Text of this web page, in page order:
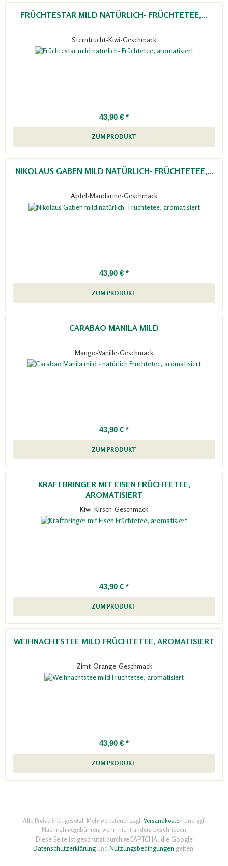
FRÜCHTESTAR MILD NATÜRLICH- FRÜCHTETEE,...
Sternfrucht-Kiwi-Geschmack
43,90 € *
ZUM PRODUKT
NIKOLAUS GABEN MILD NATÜRLICH- FRÜCHTETEE,...
Apfel-Mandarine-Geschmack
43,90 € *
ZUM PRODUKT
CARABAO MANILA MILD
Mango-Vanille-Geschmack
43,90 € *
ZUM PRODUKT
KRAFTBRINGER MIT EISEN FRÜCHTETEE,
AROMATISIERT
Kiwi-Kirsch-Geschmack
43,90 € *
ZUM PRODUKT
WEIHNACHTSTEE MILD FRÜCHTETEE, AROMATISIERT
Zimt-Orange-Geschmack
43,90 € *
ZUM PRODUKT
Alle Preise inkl. gesetzl. Mehrwertsteuer zzgl. Versandkosten und ggf.
Nachnahmegebühren, wenn nicht anders beschrieben
Diese Seite ist geschützt durch reCAPTCHA, die Google
Datenschutzerklärungund Nutzungsbedingungen gelten.